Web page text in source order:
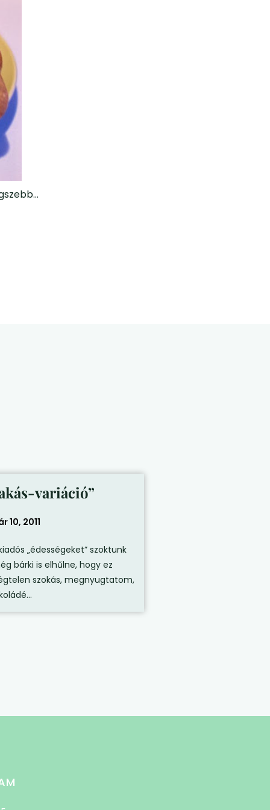
variáció”
10, 2011
„édességeket” szoktunk
bárki is elhűlne, hogy ez
szokás, megnyugtatom,